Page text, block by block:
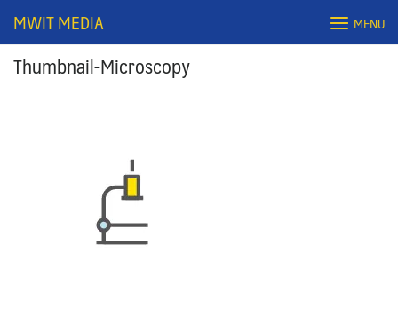
MWIT MEDIA MENU
Thumbnail-Microscopy